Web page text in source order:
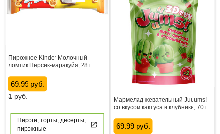
Пирожное Kinder Молочный
ломтик Персик-маракуйя, 28 г
69.99 руб.
1руб.
Пироги, торты, десерты,
пирожные
Мармелад жевательный Juuums!
со вкусом кактуса и клубники, 70 г
69.99 руб.